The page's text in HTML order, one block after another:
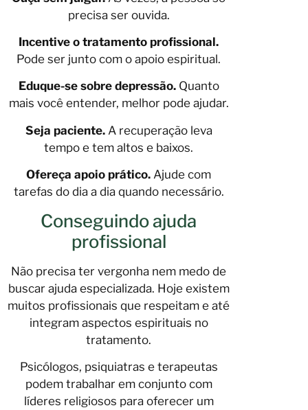
precisa ser ouvida.
Incentive o tratamento profissional.
Pode ser junto com o apoio espiritual.
Eduque-se sobre depressão.Quanto
mais você entender, melhor pode ajudar.
Seja paciente.A recuperação leva
tempo e tem altos e baixos.
Ofereça apoio prático. Ajude com
tarefas do dia a dia quando necessário.
Conseguindo ajuda
profissional
Não precisa ter vergonha nem medo de
buscar ajuda especializada. Hoje existem
muitos profissionais que respeitam e até
integram aspectos espirituais no
tratamento.
Psicólogos, psiquiatras e terapeutas
podem trabalhar em conjunto com
líderes religiosos para oferecer um